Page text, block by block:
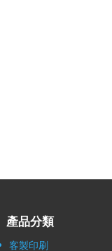
產品分類
客製印刷